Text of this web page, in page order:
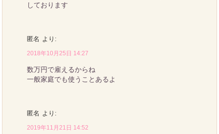
しております
匿名 より:
2018年10月25日 14:27
数万円で雇えるからね
一般家庭でも使うことあるよ
匿名 より:
2019年11月21日 14:52